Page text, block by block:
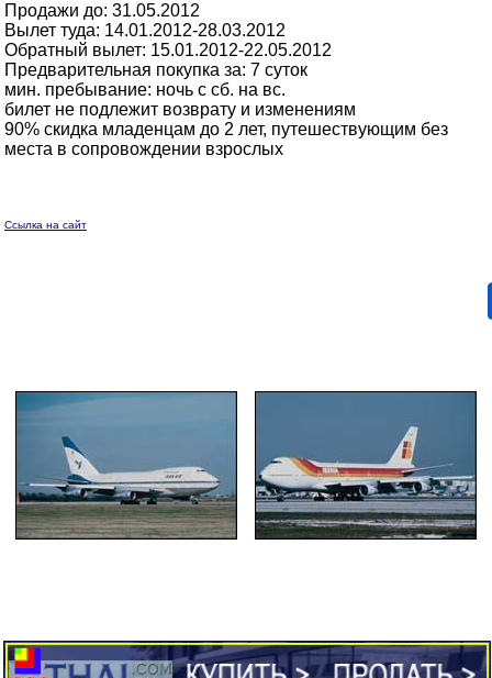
Продажи до: 31.05.2012
Вылет туда: 14.01.2012-28.03.2012
Обратный вылет: 15.01.2012-22.05.2012
Предварительная покупка за: 7 суток
мин. пребывание: ночь с сб. на вс.
билет не подлежит возврату и изменениям
90% скидка младенцам до 2 лет, путешествующим без
места в сопровождении взрослых
Ссылка на сайт